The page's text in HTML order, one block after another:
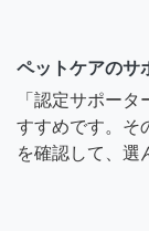
ペットケアのサ
「認定サポー
すすめです。そ
を確認して、選